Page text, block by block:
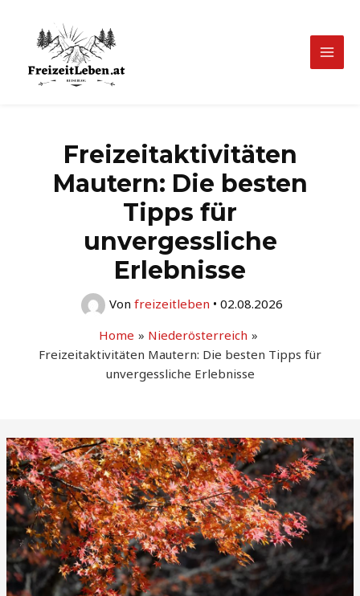
springen
Main
Freizeitaktivitäten
Mautern: Die besten
Tipps für
unvergessliche
Erlebnisse
Von freizeitleben • 02.08.2026
Home
Niederösterreich
Freizeitaktivitäten Mautern: Die besten Tipps für
unvergessliche Erlebnisse